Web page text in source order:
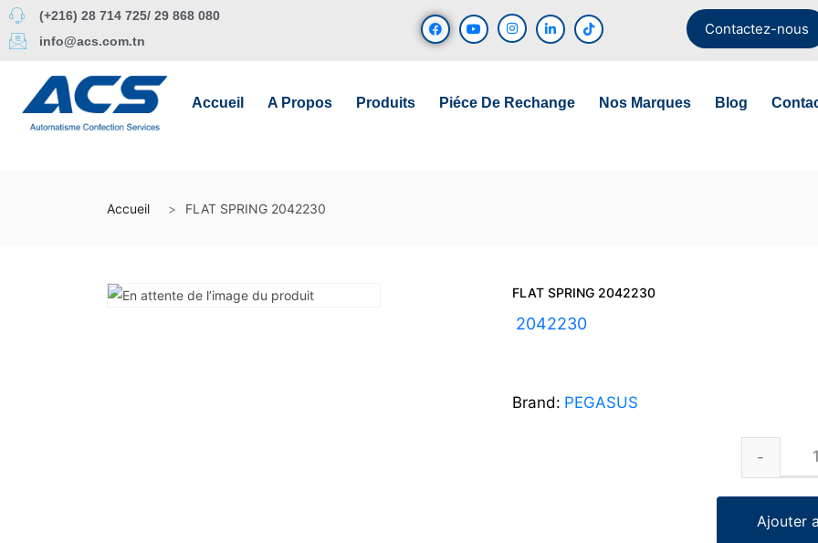
(+216) 28 714 725/ 29 868 080
info@acs.com.tn
Contactez-nous
Accueil A Propos Produits Piéce De Rechange Nos Marques Blog
Accueil FLAT SPRING 2042230
FLAT SPRING 2042230
2042230
Brand: PEGASUS
Ajouter